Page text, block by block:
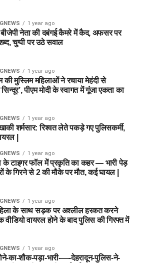
1 year ago
में बीजेपी नेता की दबंगई कैमरे में कैद, अफसर पर
चुप्पी पर उठे सवाल
1 year ago
की मुस्लिम महिलाओं ने रचाया मेहंदी से
पीएम मोदी के स्वागत में गूंजा एकता का
1 year ago
शर्मसार: रिश्वत लेते पकड़े गए पुलिसकर्मी,
|
1 year ago
के टाइगर फॉल में प्रकृति का कहर — भारी पेड़
के गिरने से 2 की मौके पर मौत, कई घायल |
1 year ago
के साथ सड़क पर अश्लील हरकत करने
वीडियो वायरल होने के बाद पुलिस की गिरफ्त में
1 year ago
का-शौक-पड़ा-भारी-—-देहरादून-पुलिस-ने-